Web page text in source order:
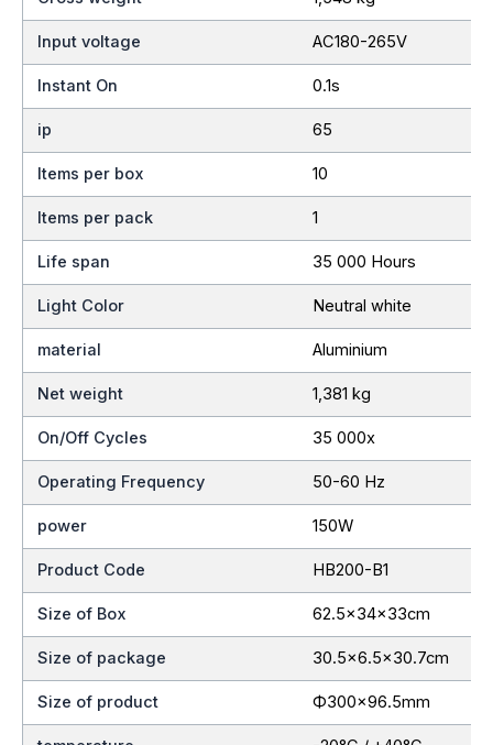
Input voltage AC180-265V
Instant On 0.1s
ip 65
Items per box 10
Items per pack 1
Life span 35 000 Hours
Light Color Neutral white
material Aluminium
Net weight 1,381 kg
On/Off Cycles 35 000x
Operating Frequency 50-60 Hz
power 150W
Product Code HB200-B1
Size of Box 62.5x34x33cm
Size of package 30.5×6.5×30.7cm
Size of product Ф300×96.5mm